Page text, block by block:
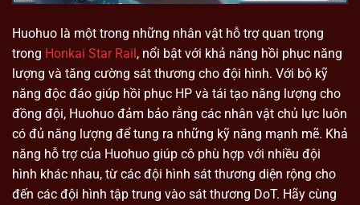
Huohuo là một trong những nhân vật hỗ trợ quan trọng
trong Honkai Star Rail, nổi bật với khả năng hồi phục năng
lượng và tăng cường sát thương cho đội hình. Với bộ kỹ
năng độc đáo giúp hồi phục HP và tái tạo năng lượng cho
đồng đội, Huohuo đảm bảo rằng các nhân vật chủ lực luôn
có đủ năng lượng để tung ra những kỹ năng mạnh mẽ. Khả
năng hỗ trợ của Huohuo giúp cô phù hợp với nhiều đội
hình khác nhau, từ các đội hình sát thương diện rộng cho
đến các đội hình tập trung vào sát thương DoT. Hãy cùng